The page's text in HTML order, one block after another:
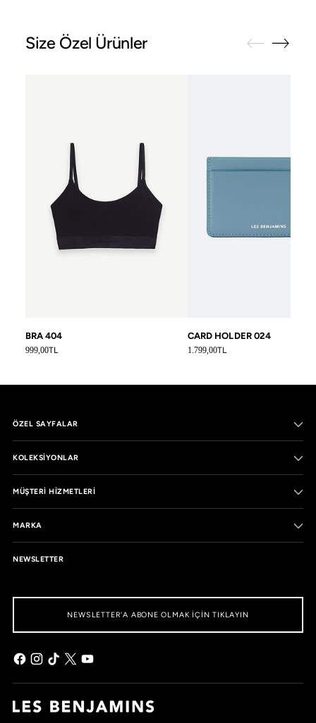
Size Özel Ürünler
BRA 404
Normal fiyat
999,00TL
CARD HOLDER 024
Normal fiyat
1.799,00TL
ÖZEL SAYFALAR
KOLEKSIYONLAR
MÜŞTERI HIZMETLERI
MARKA
NEWSLETTER
NEWSLETTER'A ABONE OLMAK IÇIN TIKLAYIN